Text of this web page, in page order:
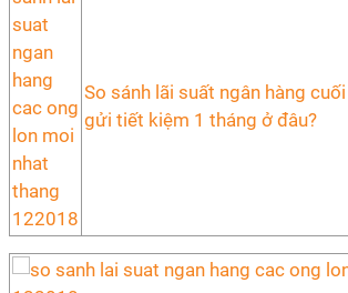
So sánh lãi suất ngân hàng
gửi tiết kiệm 1 tháng ở đâu?